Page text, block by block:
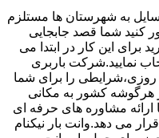
به شهرستان ها مستلزم
کنید شما قصد جابجایی
برای این کار در ابتدا می
نمایید.شرکت باربری
روزی،شرایطی را برای شما
هرگوشه کشور به مکانی
ارائه مشاوره های حرفه ای
می دهد.وانت بار نیکنام